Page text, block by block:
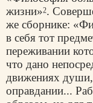
жизни»2.
же сборнике:
в себя тот
переживании
что дано
движениях
оправдании...